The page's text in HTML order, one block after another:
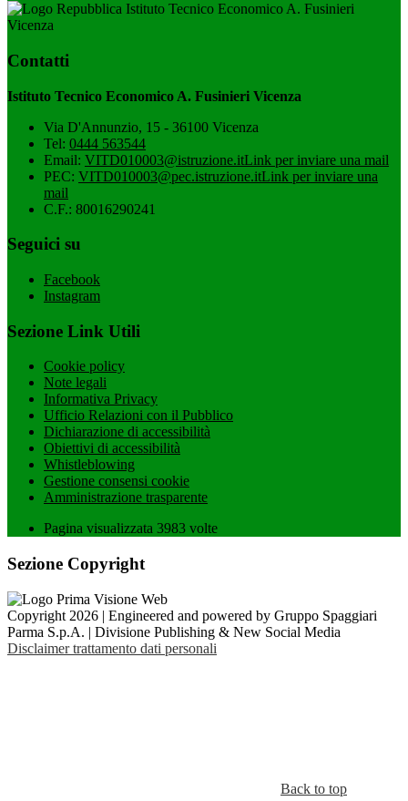
Istituto Tecnico Economico A. Fusinieri
Vicenza
Contatti
Istituto Tecnico Economico A. Fusinieri Vicenza
Via D'Annunzio, 15 - 36100 Vicenza
Tel: 0444 563544
Email: VITD010003@istruzione.itLink per inviare una mail
PEC: VITD010003@pec.istruzione.itLink per inviare una
mail
C.F.: 80016290241
Seguici su
Facebook
Instagram
Sezione Link Utili
Cookie policy
Note legali
Informativa Privacy
Ufficio Relazioni con il Pubblico
Dichiarazione di accessibilità
Obiettivi di accessibilità
Whistleblowing
Gestione consensi cookie
Amministrazione trasparente
Pagina visualizzata 3983 volte
Sezione Copyright
Copyright 2026 | Engineered and powered by Gruppo Spaggiari
Parma S.p.A. | Divisione Publishing & New Social Media
Disclaimer trattamento dati personali
Back to top